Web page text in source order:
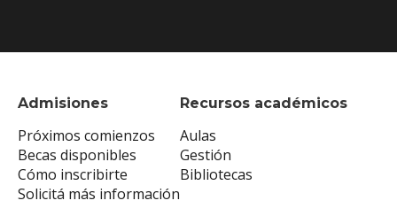
Admisiones
Próximos comienzos
Becas disponibles
Cómo inscribirte
Solicitá más información
Recursos académicos
Aulas
Gestión
Bibliotecas